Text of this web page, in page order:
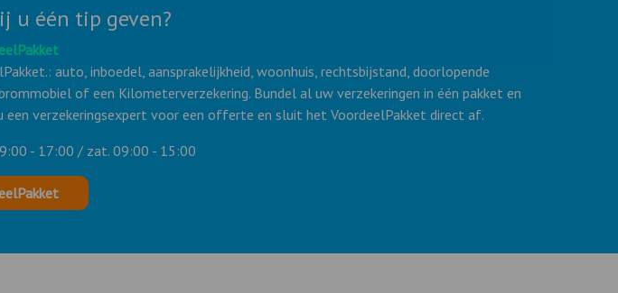
u één tip geven?
auto, inboedel, aansprakelijkheid, woonhuis, rechtsbijstand, doorlopende
of een Kilometerverzekering. Bundel al uw verzekeringen in één pakket en
verzekeringsexpert voor een offerte en sluit het VoordeelPakket direct af.
- 17:00 / zat. 09:00 - 15:00